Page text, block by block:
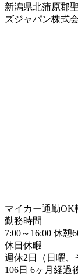
新潟県北蒲原郡
ズジャパン株式
マイカー通勤OK
勤務時間
7:00～16:00 休憩
休日休暇
週休2日（日曜、
106日 6ヶ月経過